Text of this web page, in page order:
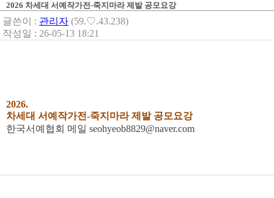
2026 차세대 서예작가전-죽지마라 제발 공모요강
글쓴이 : 관리자 (59.♡.43.238)
작성일 : 26-05-13 18:21
2026.
차세대 서예작가전-죽지마라 제발 공모요강
한국서예협회 메일 seohyeob8829@naver.com